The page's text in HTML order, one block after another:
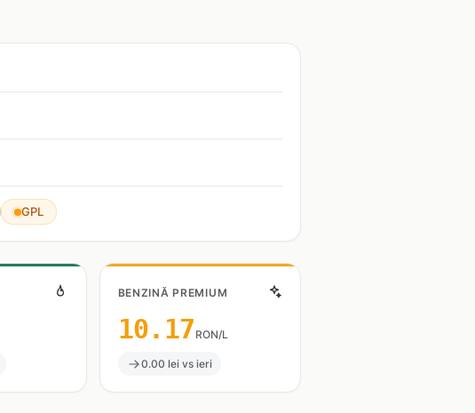
GPL
BENZINĂ PREMIUM
10.17 RON/L
0.00 lei vs ieri